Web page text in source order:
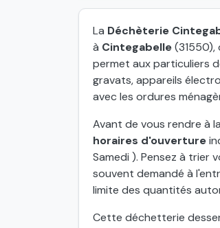
La Déchèterie
à Cintegabelle
permet aux particuliers
gravats, appareils
avec les ordures
Avant de vous rendre à
horaires d'ouverture
Samedi ). Pensez à trier
souvent demandé à
limite des quantités
Cette déchetterie